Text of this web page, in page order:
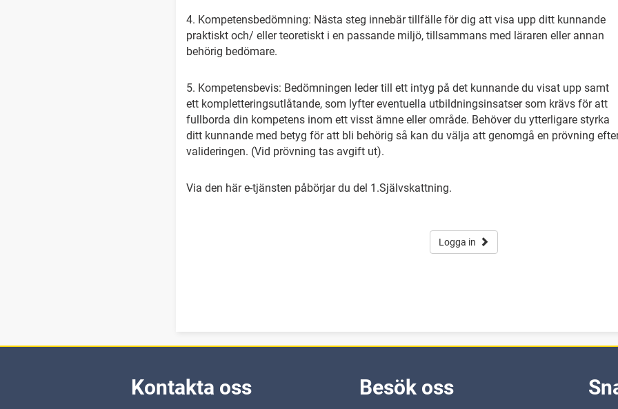
4. Kompetensbedömning: Nästa steg innebär tillfälle för dig att visa upp ditt kunnande
praktiskt och/ eller teoretiskt i en passande miljö, tillsammans med läraren eller annan
behörig bedömare.
5. Kompetensbevis: Bedömningen leder till ett intyg på det kunnande du visat upp samt
ett kompletteringsutlåtande, som lyfter eventuella utbildningsinsatser som krävs för att
fullborda din kompetens inom ett visst ämne eller område. Behöver du ytterligare styrka
ditt kunnande med betyg för att bli behörig så kan du välja att genomgå en prövning
valideringen. (Vid prövning tas avgift ut).
Via den här e-tjänsten påbörjar du del 1.Självskattning.
Logga in
Kontakta oss Besök oss